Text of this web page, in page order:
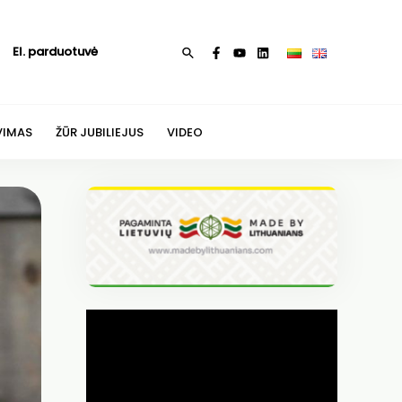
El. parduotuvė Paieška
ŽŪR JUBILIEJUS VIDEO